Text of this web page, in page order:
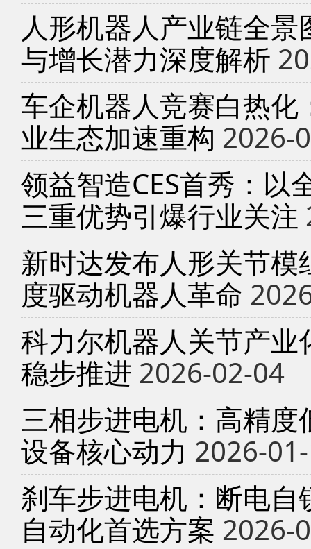
人形机器人产业链全
与增长潜力深度解析
车企机器人竞赛白热
业生态加速重构 2026-
领益智造CES首秀：以
三重优势引爆行业关注
新时达发布人形关节
度驱动机器人革命
科力尔机器人关节产
稳步推进 2026-02-04
三相步进电机：高精
设备核心动力 2026-
刹车步进电机：断电
自动化首选方案 2026-